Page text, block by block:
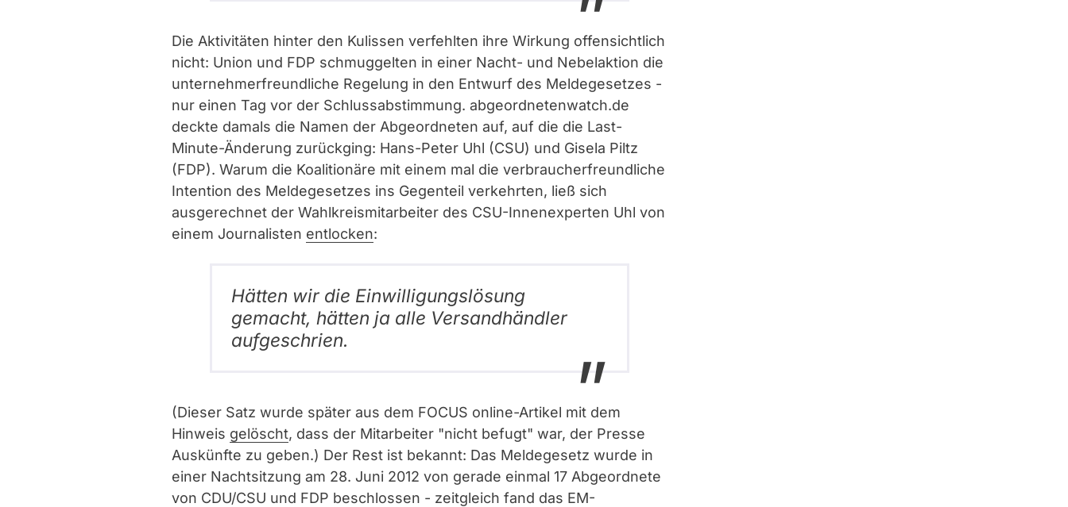
Die Aktivitäten hinter den Kulissen verfehlten ihre Wirkung offensichtlich
nicht: Union und FDP schmuggelten in einer Nacht- und Nebelaktion die
unternehmerfreundliche Regelung in den Entwurf des Meldegesetzes -
nur einen Tag vor der Schlussabstimmung. abgeordnetenwatch.de
deckte damals die Namen der Abgeordneten auf, auf die die Last-
Minute-Änderung zurückging: Hans-Peter Uhl (CSU) und Gisela Piltz
(FDP). Warum die Koalitionäre mit einem mal die verbraucherfreundliche
Intention des Meldegesetzes ins Gegenteil verkehrten, ließ sich
ausgerechnet der Wahlkreismitarbeiter des CSU-Innenexperten Uhl von
einem Journalisten entlocken:
Hätten wir die Einwilligungslösung
gemacht, hätten ja alle Versandhändler
aufgeschrien.
(Dieser Satz wurde später aus dem FOCUS online-Artikel mit dem
Hinweis gelöscht, dass der Mitarbeiter "nicht befugt" war, der Presse
Auskünfte zu geben.) Der Rest ist bekannt: Das Meldegesetz wurde in
einer Nachtsitzung am 28. Juni 2012 von gerade einmal 17 Abgeordnete
von CDU/CSU und FDP beschlossen - zeitgleich fand das EM-